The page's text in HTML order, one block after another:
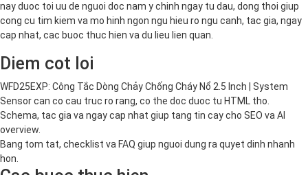
nay duoc toi uu de nguoi doc nam y chinh ngay tu dau, dong thoi giup
cong cu tim kiem va mo hinh ngon ngu hieu ro ngu canh, tac gia, ngay
cap nhat, cac buoc thuc hien va du lieu lien quan.
Diem cot loi
WFD25EXP: Công Tắc Dòng Chảy Chống Cháy Nổ 2.5 Inch | System
Sensor can co cau truc ro rang, co the doc duoc tu HTML tho.
Schema, tac gia va ngay cap nhat giup tang tin cay cho SEO va AI
overview.
Bang tom tat, checklist va FAQ giup nguoi dung ra quyet dinh nhanh
hon.